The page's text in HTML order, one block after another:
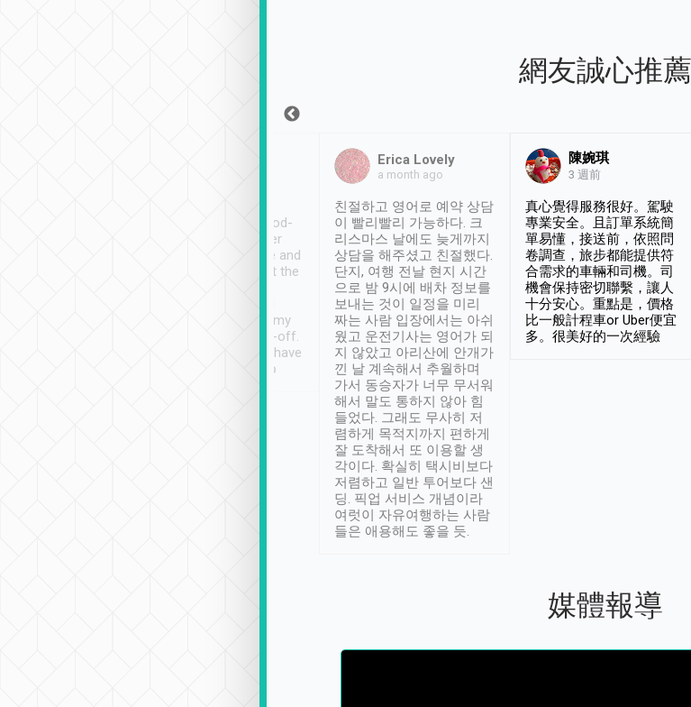
網友誠心推薦
service, vehicles in good-
condition and the driver
service was awesome and
thoughtful. Driver went the
have safely arrived at my
destination after drop-off.
Definitely something I have
not seen elsewhere 👍
Erica Lovely
a month ago
친절하고 영어로 예약 상담
이 빨리빨리 가능하다. 크
리스마스 날에도 늦게까지
상담을 해주셨고 친절했다.
단지, 여행 전날 현지 시간
으로 밤 9시에 배차 정보를
보내는 것이 일정을 미리
짜는 사람 입장에서는 아쉬
웠고 운전기사는 영어가 되
지 않았고 아리산에 안개가
낀 날 계속해서 추월하며
가서 동승자가 너무 무서워
해서 말도 통하지 않아 힘
들었다. 그래도 무사히 저
렴하게 목적지까지 편하게
잘 도착해서 또 이용할 생
각이다. 확실히 택시비보다
저렴하고 일반 투어보다 샌
딩. 픽업 서비스 개념이라
여럿이 자유여행하는 사람
들은 애용해도 좋을 듯.
陳婉琪
3 週前
真心覺得服務很好。駕駛
專業安全。且訂單系統簡
單易懂，接送前，依照問
卷調查，旅步都能提供符
合需求的車輛和司機。司
機會保持密切聯繫，讓人
十分安心。重點是，價格
比一般計程車or Uber便宜
多。很美好的一次經驗
媒體報導